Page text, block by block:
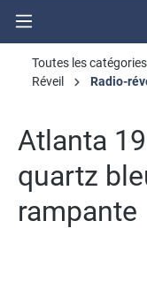
Toutes les catégories
Réveil
Radio-
Atlanta
quartz
rampante